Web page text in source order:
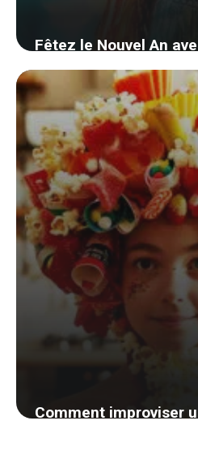
Fêtez le Nouvel An
déguisements DIY
économiques à
7 août 2024
Comment improviser